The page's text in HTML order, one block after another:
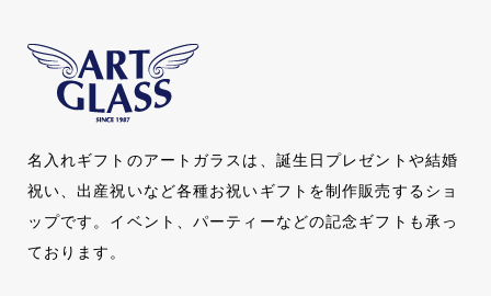
名入れギフトのアートガラスは、誕生日プレゼントや結婚
祝い、出産祝いなど各種お祝いギフトを制作販売するショ
ップです。イベント、パーティーなどの記念ギフトも承っ
ております。